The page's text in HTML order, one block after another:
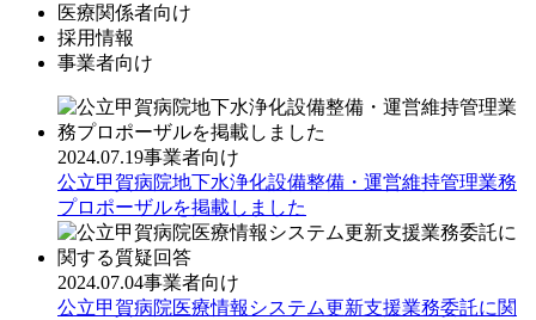
医療関係者向け
採用情報
事業者向け
2024.07.19事業者向け
公立甲賀病院地下水浄化設備整備・運営維持管理業務
プロポーザルを掲載しました
2024.07.04事業者向け
公立甲賀病院医療情報システム更新支援業務委託に関